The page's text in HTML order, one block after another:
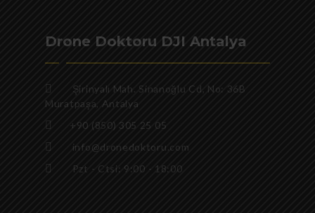
Drone Doktoru DJI Antalya
Şirinyalı Mah. Sinanoğlu Cd, No: 36B
Muratpaşa, Antalya
+90 (850) 305 25 05
info@dronedoktoru.com
Pzt - Ctsi: 9:00 - 18:00